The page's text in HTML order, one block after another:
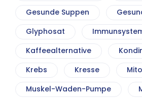
Gesunde Suppen
Glyphosat
Kaffeealternative
Krebs
Kresse
Muskel-Waden-Pumpe